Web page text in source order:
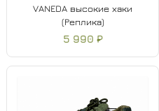
VANEDA высокие хаки
(Реплика)
5 990 ₽